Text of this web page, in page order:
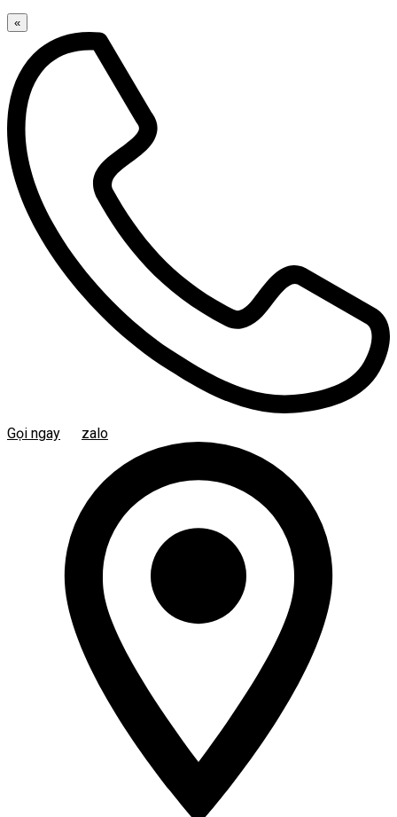
«
Gọi ngay zalo